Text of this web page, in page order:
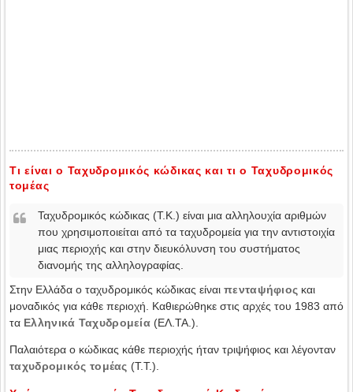
Τι είναι ο Ταχυδρομικός κώδικας και τι ο Ταχυδρομικός
τομέας
Ταχυδρομικός κώδικας (Τ.Κ.) είναι μια αλληλουχία αριθμών
που χρησιμοποιείται από τα ταχυδρομεία για την αντιστοιχία
μιας περιοχής και στην διευκόλυνση του συστήματος
διανομής της αλληλογραφίας.
Στην Ελλάδα ο ταχυδρομικός κώδικας είναι πενταψήφιος και
μοναδικός για κάθε περιοχή. Καθιερώθηκε στις αρχές του 1983 από
τα Ελληνικά Ταχυδρομεία (ΕΛ.ΤΑ.).
Παλαιότερα ο κώδικας κάθε περιοχής ήταν τριψήφιος και λέγονταν
ταχυδρομικός τομέας (Τ.Τ.).